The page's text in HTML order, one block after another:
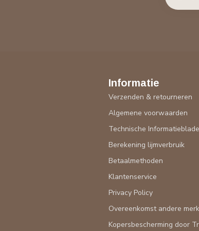
Informatie
Verzenden & retourneren
Algemene voorwaarden
Technische
Berekening lijmverbruik
Betaalmethoden
Klantenservice
Privacy Policy
Overeenkomst andere
Kopersbescherming door